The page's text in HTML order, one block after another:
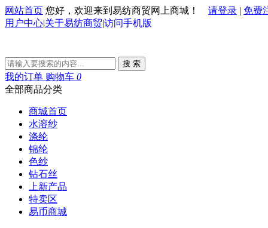
网站首页 您好，欢迎来到易纺商贸网上商城！ 请登录 | 免费
用户中心|关于易纺商贸|访问手机版
搜 索
我的订单 购物车 0
全部商品分类
商城首页
水溶纱
涤纶
锦纶
色纱
钻石丝
上新产品
特卖区
易币商城